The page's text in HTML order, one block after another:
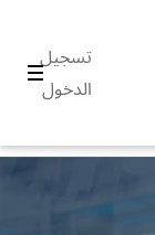
تسجيل
الدخول